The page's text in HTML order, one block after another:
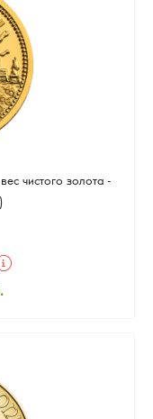
чистого золота -